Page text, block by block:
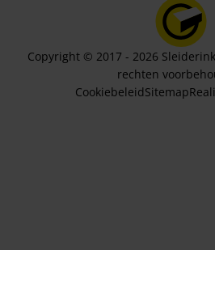
Copyright © 2017 - 2026
rechten
CookiebeleidSitemap